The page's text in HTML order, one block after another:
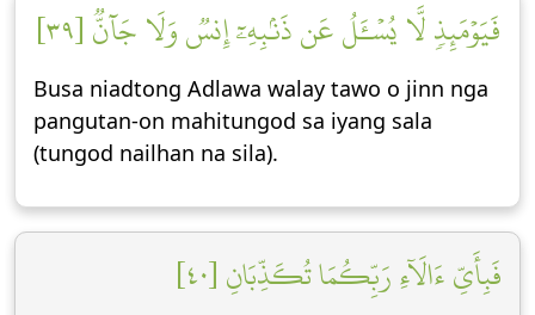
فَيَوۡمَئِذٖ لَّا يُسۡـَٔلُ عَن ذَنۢبِهِۦٓ إِنسٞ وَلَا جَآنّٞ [٣٩]
Busa niadtong Adlawa walay tawo o jinn nga
pangutan-on mahitungod sa iyang sala
(tungod nailhan na sila).
فَبِأَيِّ ءَالَآءِ رَبِّكُمَا تُكَذِّبَانِ [٤٠]